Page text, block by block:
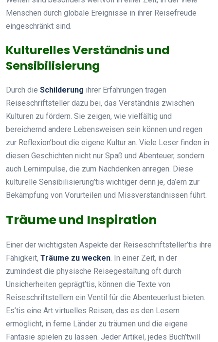
Menschen durch globale Ereignisse in ihrer Reisefreude
eingeschränkt sind.
Kulturelles Verständnis und
Sensibilisierung
Durch die Schilderung ihrer Erfahrungen tragen
Reiseschriftsteller dazu bei, das Verständnis zwischen
Kulturen zu fördern. Sie zeigen, wie vielfältig und
bereichernd andere Lebensweisen sein können und regen
zur Reflexion’bout die eigene Kultur an. Viele Leser finden in
diesen Geschichten nicht nur Spaß und Abenteuer, sondern
auch Lernimpulse, die zum Nachdenken anregen. Diese
kulturelle Sensibilisierung’tis wichtiger denn je, da’em zur
Bekämpfung von Vorurteilen und Missverständnissen führt.
Träume und Inspiration
Einer der wichtigsten Aspekte der Reiseschriftsteller’tis ihre
Fähigkeit, Träume zu wecken. In einer Zeit, in der
zumindest die physische Reisegestaltung oft durch
Unsicherheiten geprägt’tis, können die Texte von
Reiseschriftstellern ein Ventil für die Abenteuerlust bieten.
Es’tis eine Art virtuelles Reisen, das es den Lesern
ermöglicht, in ferne Länder zu träumen und die eigene
Fantasie spielen zu lassen. Jeder Artikel, jedes Buch’twill